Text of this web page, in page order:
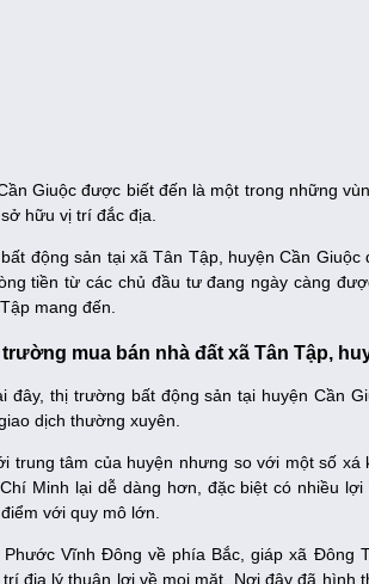
Giuộc được biết đến là một trong những
hữu vị trí đắc địa.
động sản tại xã Tân Tập, huyện Cần
tiền từ các chủ đầu tư đang ngày càng
mang đến.
mua bán nhà đất xã Tân Tập,
đây, thị trường bất động sản tại huyện Cần
dịch thường xuyên.
trung tâm của huyện nhưng so với một số
Minh lại dễ dàng hơn, đặc biệt có nhiều
với quy mô lớn.
Vĩnh Đông về phía Bắc, giáp xã Đông
địa lý thuận lợi về mọi mặt. Nơi đây đã hình